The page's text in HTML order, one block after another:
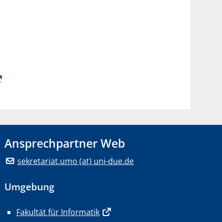
Ansprechpartner Web
sekretariat.umo (at) uni-due.de
Umgebung
Fakultät für Informatik